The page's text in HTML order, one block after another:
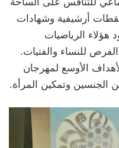
أرشيفية وشهادات
الرياضيات
للنساء والفتيات.
الأوسع لمهرجان
الجنسين وتمكين المرأة.